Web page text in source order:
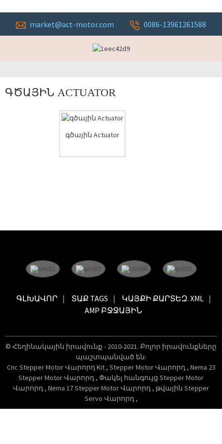
market@act-motor.com 0086-13961261588
ԳԾԱՅԻՆ ACTUATOR
գծային Actuator
ԳԼԽԱՎՈՐ ՏԱՔ TAGS
ԿԱՅՔԻ ՔԱՐՏԵԶ. XML
AMP ԲՋՋԱՅԻՆ
© Հեղինակային իրավունք - 2010-2021. Բոլոր իրավունքները
պաշտպանված են:
Cnc Stepper Motor Վարորդ Kit , Stepper Motor Վարորդ, Nema 23
Stepper Motor Վարորդ, Փակել հանգույց Stepper Motor
Վարորդ, Nema 17 Stepper Motor Վարորդ, թվային Stepper
Servo Վարորդ,